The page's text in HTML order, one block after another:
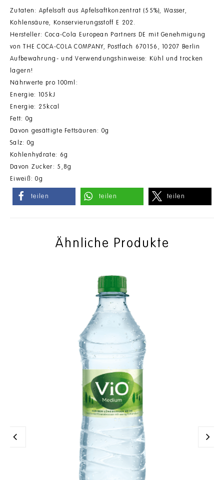
Zutaten: Apfelsaft aus Apfelsaftkonzentrat (55%), Wasser,
Kohlensäure, Konservierungsstoff E 202.
Hersteller: Coca-Cola European Partners DE mit Genehmigung
von THE COCA-COLA COMPANY, Postfach 670156, 10207 Berlin
Aufbewahrung- und Verwendungshinweise: Kühl und trocken
lagern!
Nährwerte pro 100ml:
Energie: 105kJ
Energie: 25kcal
Fett: 0g
Davon gesättigte Fettsäuren: 0g
Salz: 0g
Kohlenhydrate: 6g
Davon Zucker: 5,8g
Eiweiß: 0g
teilen teilen teilen
Ähnliche Produkte